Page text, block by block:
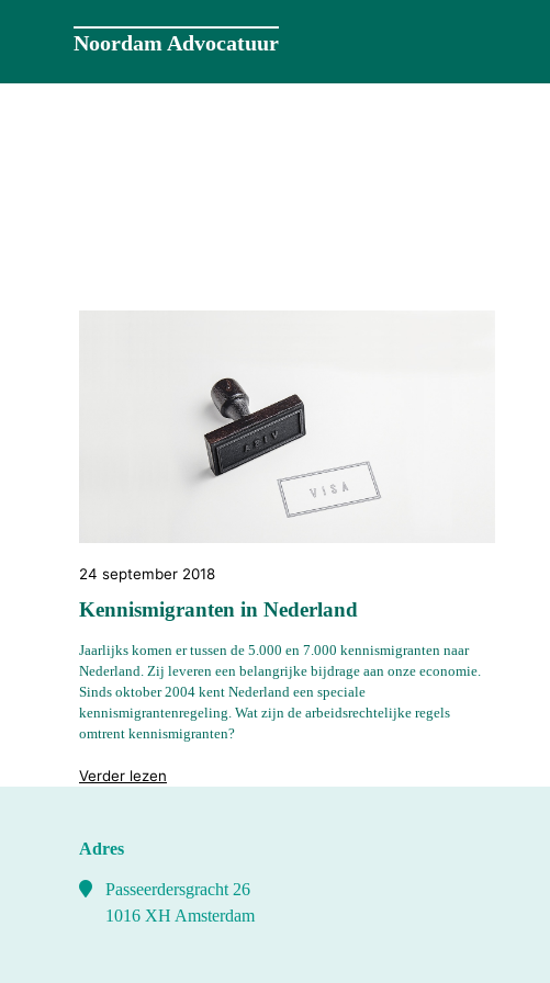
Noordam Advocatuur
24 september 2018
Kennismigranten in Nederland
Jaarlijks komen er tussen de 5.000 en 7.000 kennismigranten naar
Nederland. Zij leveren een belangrijke bijdrage aan onze economie.
Sinds oktober 2004 kent Nederland een speciale
kennismigrantenregeling. Wat zijn de arbeidsrechtelijke regels
omtrent kennismigranten?
Verder lezen
Adres
Passeerdersgracht 26
1016 XH Amsterdam